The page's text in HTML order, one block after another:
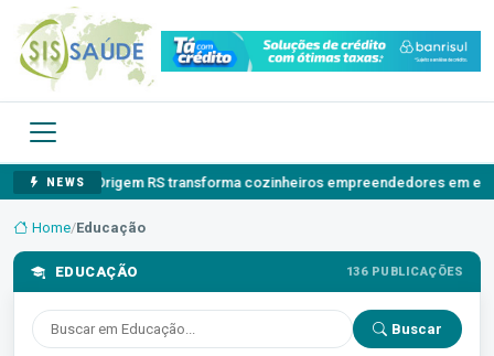
NEWS
RS transforma cozinheiros empreendedores em embaixadores dos
Home/Educação
EDUCAÇÃO 136 PUBLICAÇÕES
Buscar